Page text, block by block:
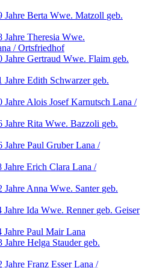
Jahre Berta Wwe. Matzoll geb.
Jahre Theresia Wwe.
/ Ortsfriedhof
Jahre Gertraud Wwe. Flaim geb.
Jahre Edith Schwarzer geb.
Jahre Alois Josef Karnutsch Lana /
Jahre Rita Wwe. Bazzoli geb.
Jahre Paul GruberLana /
Jahre Erich Clara Lana /
Jahre Anna Wwe. Santer geb.
Jahre Ida Wwe. Renner geb. Geiser
Jahre Paul MairLana
Jahre Helga Stauder geb.
Jahre Franz EsserLana /